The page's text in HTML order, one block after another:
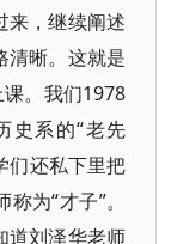
来，继续阐述
清晰。这就是
。我们1978
史系的“老先
们还私下里把
为“才子”。
道刘泽华老师